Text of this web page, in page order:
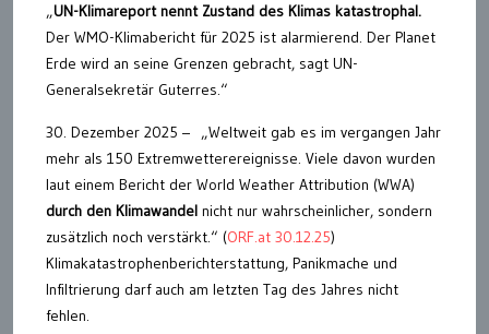
„UN-Klimareport nennt Zustand des Klimas katastrophal.
Der WMO-Klimabericht für 2025 ist alarmierend. Der Planet
Erde wird an seine Grenzen gebracht, sagt UN-
Generalsekretär Guterres.“
30. Dezember 2025 – „Weltweit gab es im vergangen Jahr
mehr als 150 Extremwetterereignisse. Viele davon wurden
laut einem Bericht der World Weather Attribution (WWA)
durch den Klimawandel nicht nur wahrscheinlicher, sondern
zusätzlich noch verstärkt.“ (ORF.at 30.12.25)
Klimakatastrophenberichterstattung, Panikmache und
Infiltrierung darf auch am letzten Tag des Jahres nicht
fehlen.